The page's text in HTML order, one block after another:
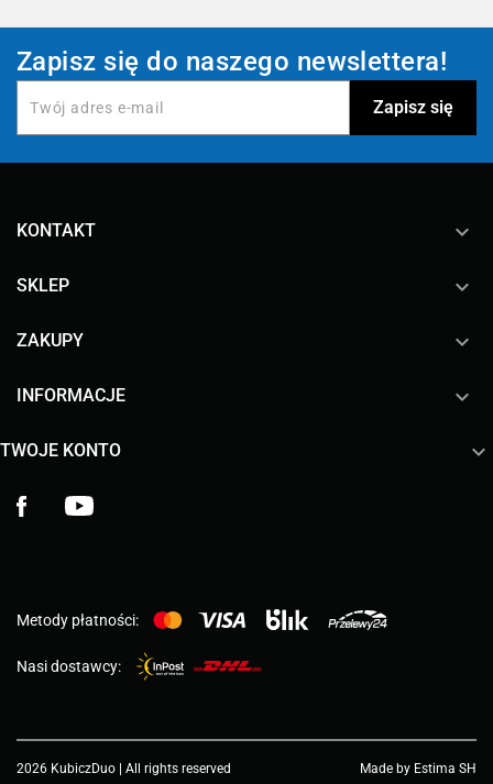
Zapisz się do naszego newslettera!
KONTAKT keyboard_arrow_down
SKLEP 
ZAKUPY 
INFORMACJE 
TWOJE KONTO 
Facebook
Metody płatności:
Nasi dostawcy:
2026 KubiczDuo | All rights reserved Made by Estima SH